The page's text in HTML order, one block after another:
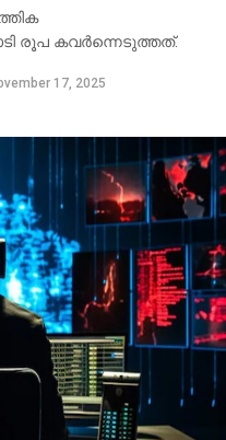
രൂപ കവര്‍ന്നെടുത്തത്.
17, 2025